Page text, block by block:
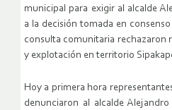
municipal para exigir al alcalde
a la decisión tomada en
consulta comunitaria rechazaron
y explotación en territorio
Hoy a primera hora
denunciaron al alcalde